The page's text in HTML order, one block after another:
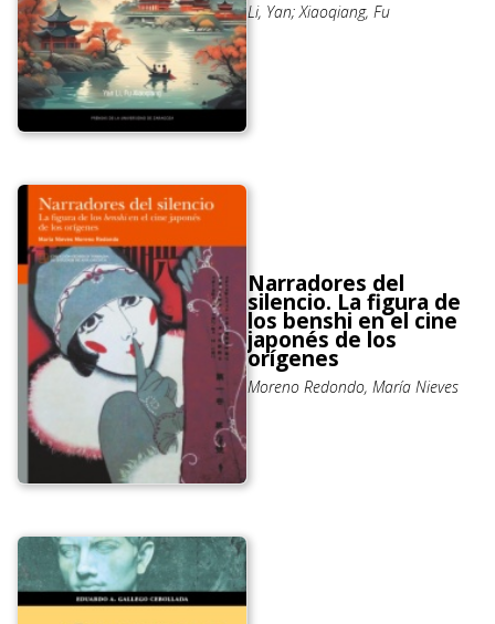
Li, Yan; Xiaoqiang, Fu
Narradores del
silencio. La figura de
los benshi en el cine
japonés de los
orígenes
Moreno Redondo, María Nieves